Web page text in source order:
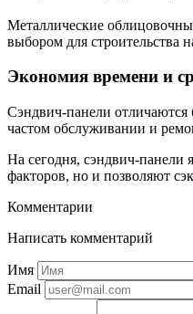
Металлические
выбором для строительства
Экономия времени и
Сэндвич-панели отличаются
частом обслуживании и
На сегодня, сэндвич-
факторов, но и позволяют
Комментарии
Написать комментарий
Имя
Email